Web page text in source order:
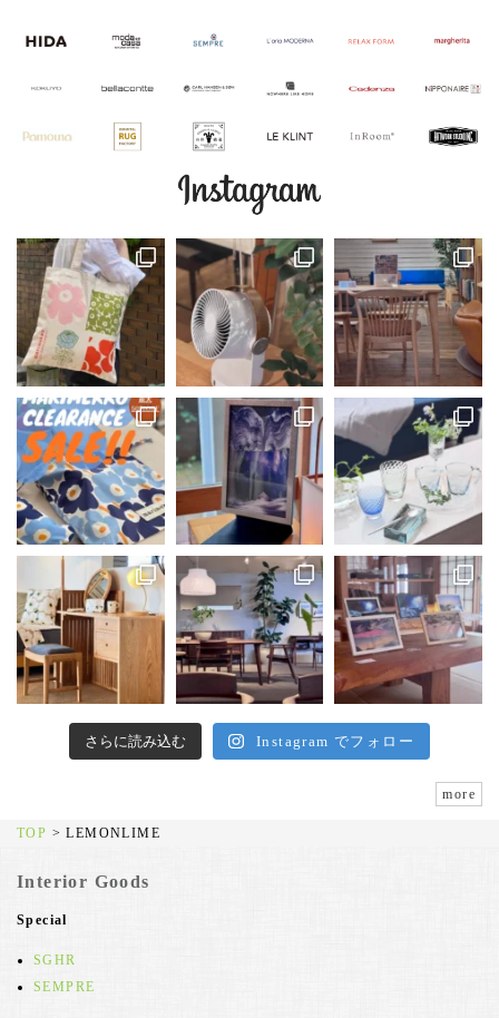
さらに読み込む Instagram でフォロー
more
TOP >LEMONLIME
Interior Goods
Special
SGHR
SEMPRE